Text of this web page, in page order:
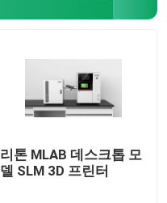
리톤 MLAB 데스크톱 모
델 SLM 3D 프린터